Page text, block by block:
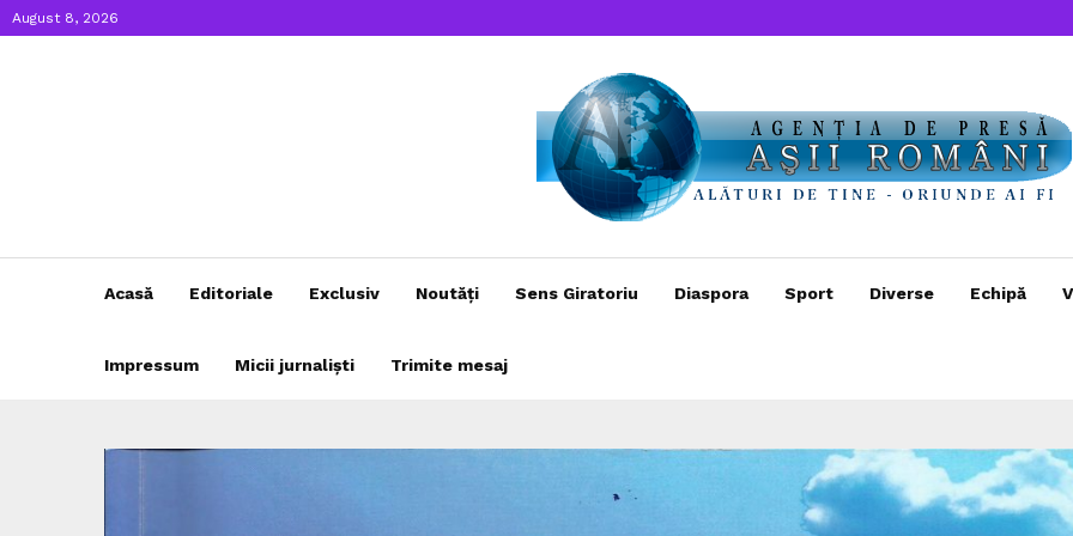
August 8, 2026
Acasă Editoriale Exclusiv Noutăți Sens Giratoriu Diaspora Sport Diverse Echipă
Impressum Micii jurnaliști Trimite mesaj